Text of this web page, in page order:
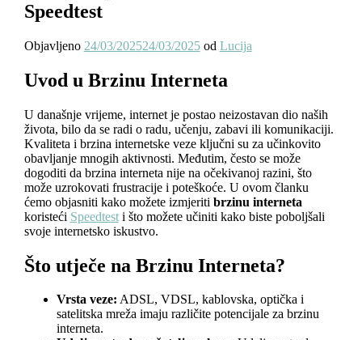
Speedtest
Objavljeno 24/03/202524/03/2025od Lucija
Uvod u Brzinu Interneta
U današnje vrijeme, internet je postao neizostavan dio naših
života, bilo da se radi o radu, učenju, zabavi ili komunikaciji.
Kvaliteta i brzina internetske veze ključni su za učinkovito
obavljanje mnogih aktivnosti. Međutim, često se može
dogoditi da brzina interneta nije na očekivanoj razini, što
može uzrokovati frustracije i poteškoće. U ovom članku
ćemo objasniti kako možete izmjeriti brzinu interneta
koristeći Speedtesti što možete učiniti kako biste poboljšali
svoje internetsko iskustvo.
Što utječe na Brzinu Interneta?
Vrsta veze: ADSL, VDSL, kablovska, optička i
satelitska mreža imaju različite potencijale za brzinu
interneta.